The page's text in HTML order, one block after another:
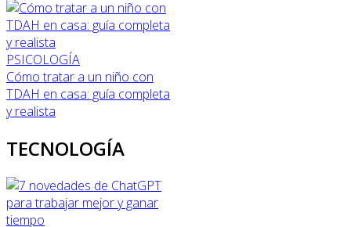
PSICOLOGÍA
Cómo tratar a un niño con
TDAH en casa: guía completa
y realista
TECNOLOGÍA